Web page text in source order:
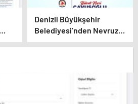
Denizli Büyükşehir
Belediyesi’nden Nevruz
kutlaması